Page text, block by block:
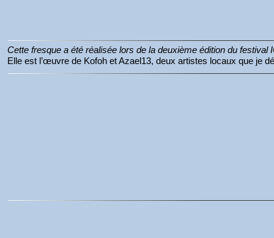
Cette fresque a été réalisée lors de la deuxième édition du festival
Elle est l’œuvre de Kofoh et Azael13, deux artistes locaux que je